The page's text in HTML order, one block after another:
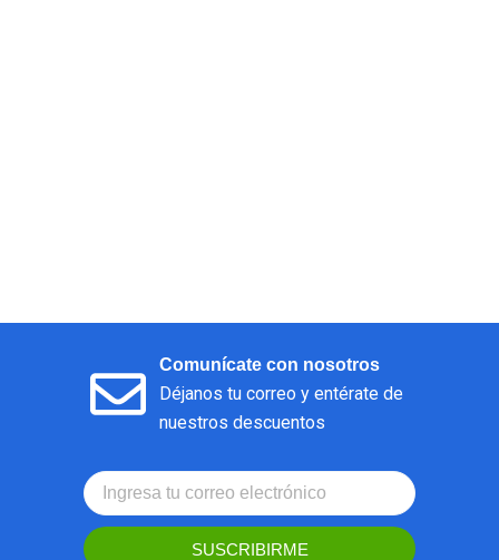
Comunícate con nosotros
Déjanos tu correo y entérate de
nuestros descuentos
SUSCRIBIRME